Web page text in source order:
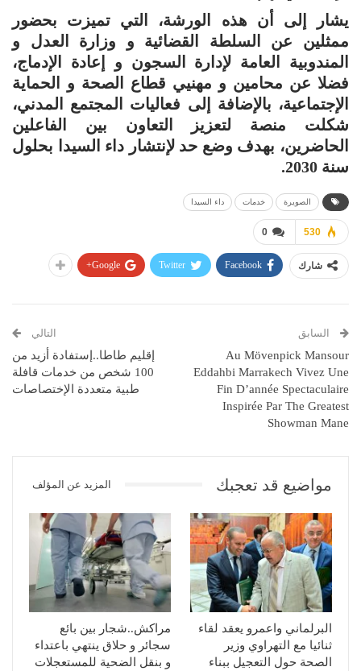
يشار إلى أن هذه الورشة، التي تميزت بحضور
ممثلين عن السلطة القضائية و وزارة العدل و
المندوبية العامة لإدارة السجون و إعادة الإدماج،
فضلا عن محامين و مهنيي قطاع الصحة و الحماية
الإجتماعية، بالإضافة إلى فعاليات المجتمع المدني،
شكلت منصة لتعزيز التعاون بين الفاعلين
الحاضرين، بهدف وضع حد لإنتشار داء السيدا بحلول
سنة 2030.
الصويرة خدمات داء السيدا
0 530
شارك Facebook
Twitter
Google+
السابق
Au Mövenpick Mansour
Eddahbi Marrakech Vivez Une
Fin D’année Spectaculaire
Inspirée Par The Greatest
Showman Mane
التالي
إقليم طاطا..إستفادة أزيد من
100 شخص من خدمات قافلة
طبية متعددة الإختصاصات
مواضيع قد تعجبك المزيد عن المؤلف
البرلماني واعمرو يعقد لقاء
ثنائيا مع التهراوي وزير
الصحة حول التعجيل ببناء
مراكش..شجار بين بائع
سجائر و حلاق ينتهي باعتداء
و بنقل الضحية للمستعجلات